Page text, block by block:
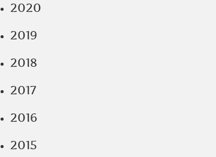
2020
2019
2018
2017
2016
2015